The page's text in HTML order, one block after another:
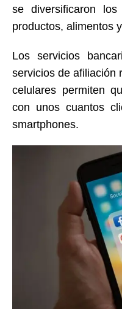
se diversificaron
productos, alimentos
Los servicios
servicios de afiliación
celulares permiten
con unos cuantos
smartphones.